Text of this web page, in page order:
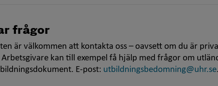
frågor
är välkommen att kontakta oss – oavsett om du är
kan till exempel få hjälp med frågor om
E-post: utbildningsbedomning@uhr.se.